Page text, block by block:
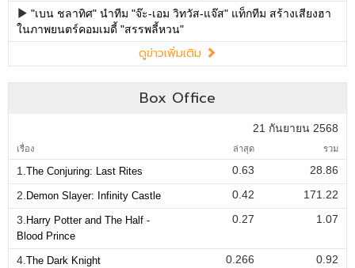
"เบน ชลาทิศ" นำทีม "จ๊ะ-เอม วิทวัส-แจ๊ส" แท็กทีม สร้างเสียงฮา
ในภาพยนตร์คอมเมดี้ "สรรพลี้หวน"
ดูข่าวเพิ่มเติม
Box Office
21 กันยายน 2568
เรื่อง ล่าสุด รวม
1. The Conjuring: Last Rites 0.63
28.86
2. Demon Slayer: Infinity Castle 0.42
171.22
3. Harry Potter and The Half -
Blood Prince
0.27 1.07
4. The Dark Knight 0.266
0.92